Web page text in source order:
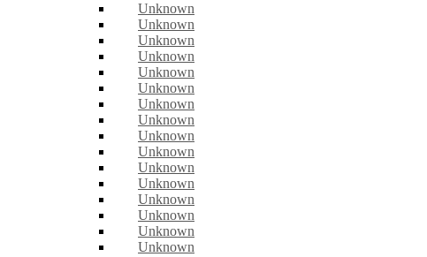
Unknown
Unknown
Unknown
Unknown
Unknown
Unknown
Unknown
Unknown
Unknown
Unknown
Unknown
Unknown
Unknown
Unknown
Unknown
Unknown